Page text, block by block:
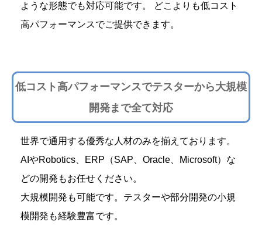
ような形態でも対応可能です。 どこよりも低コスト
高パフォーマンスでご提供できます。
低コスト高パフォーマンスでテスターから大規模
開発まで全て対応
世界で通用する優秀な人材のみを揃えております。
AIやRobotics、ERP（SAP、Oracle、Microsoft）な
どの開発もお任せください。
大規模開発も可能です。テスターや部分開発の小規
模開発も経験豊富です。